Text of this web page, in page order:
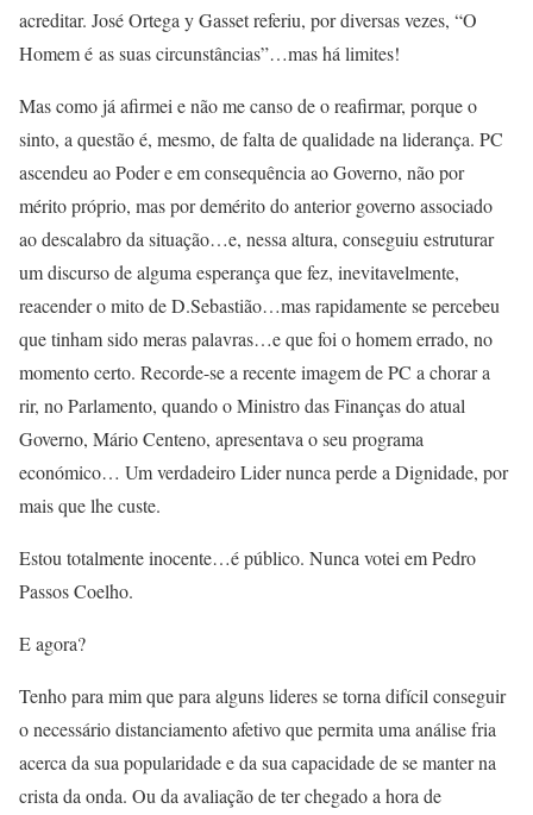
acreditar. José Ortega y Gasset referiu, por diversas vezes, “O
Homem é as suas circunstâncias”…mas há limites!
Mas como já afirmei e não me canso de o reafirmar, porque o
sinto, a questão é, mesmo, de falta de qualidade na liderança. PC
ascendeu ao Poder e em consequência ao Governo, não por
mérito próprio, mas por demérito do anterior governo associado
ao descalabro da situação…e, nessa altura, conseguiu estruturar
um discurso de alguma esperança que fez, inevitavelmente,
reacender o mito de D.Sebastião…mas rapidamente se percebeu
que tinham sido meras palavras…e que foi o homem errado, no
momento certo. Recorde-se a recente imagem de PC a chorar a
rir, no Parlamento, quando o Ministro das Finanças do atual
Governo, Mário Centeno, apresentava o seu programa
económico… Um verdadeiro Lider nunca perde a Dignidade, por
mais que lhe custe.
Estou totalmente inocente…é público. Nunca votei em Pedro
Passos Coelho.
E agora?
Tenho para mim que para alguns lideres se torna difícil conseguir
o necessário distanciamento afetivo que permita uma análise fria
acerca da sua popularidade e da sua capacidade de se manter na
crista da onda. Ou da avaliação de ter chegado a hora de